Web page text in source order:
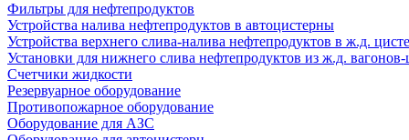
Фильтры для нефтепродуктов
Устройства налива нефтепродуктов в автоцистерны
Устройства верхнего слива-налива нефтепродуктов в ж.д.
Установки для нижнего слива нефтепродуктов из ж.д. вагонов-
Счетчики жидкости
Резервуарное оборудование
Противопожарное оборудование
Оборудование для АЗС